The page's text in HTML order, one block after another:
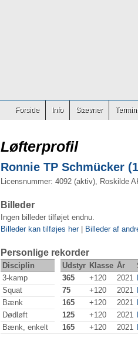
Forside Info Stævner
Løfterprofil
Ronnie TP Schmücker
Licensnummer: 4092 (aktiv), Roskilde
Billeder
Ingen billeder tilføjet endnu.
Billeder kan tilføjes her| Billeder af
Personlige rekorder
Disciplin Udstyr Klasse År
3-kamp
365 +120 2021
Squat
75 +120 2021
Bænk
165 +120 2021
Dødløft
125 +120 2021
Bænk, enkelt
165 +120 2021